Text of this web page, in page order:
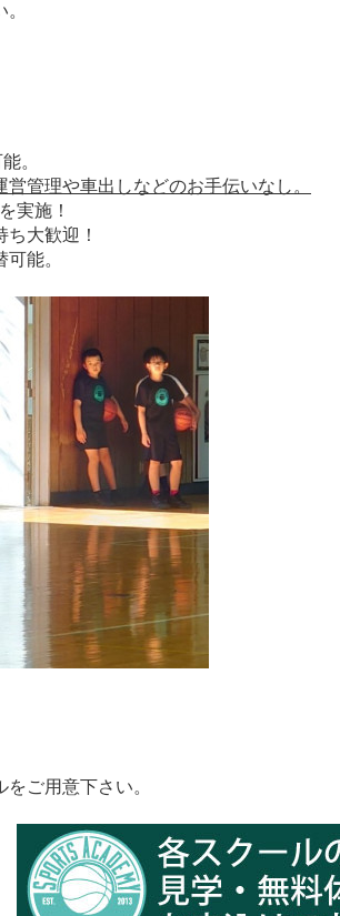
。
管理や車出しなどのお手伝いなし。
実施！
大歓迎！
能。
ご用意下さい。